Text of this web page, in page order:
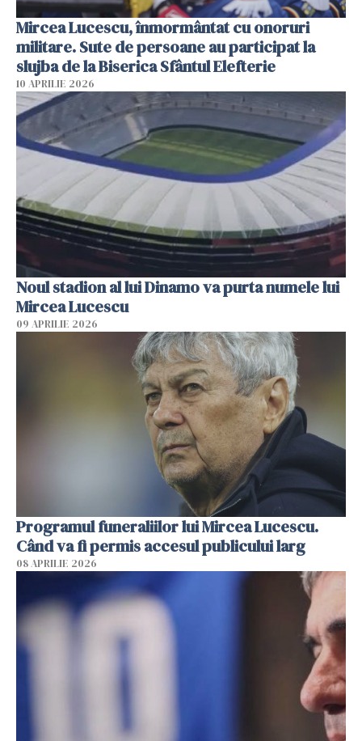
Mircea Lucescu, înmormântat cu onoruri
militare. Sute de persoane au participat la
slujba de la Biserica Sfântul Elefterie
10 APRILIE 2026
Noul stadion al lui Dinamo va purta numele lui
Mircea Lucescu
09 APRILIE 2026
Programul funeraliilor lui Mircea Lucescu.
Când va fi permis accesul publicului larg
08 APRILIE 2026